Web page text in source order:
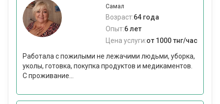
Самал
Возраст:64 года
Опыт:6 лет
Цена услуги:от 1000 тнг/час
Работала с пожилыми не лежачими людьми, уборка,
уколы, готовка, покупка продуктов и медикаментов.
С проживание...